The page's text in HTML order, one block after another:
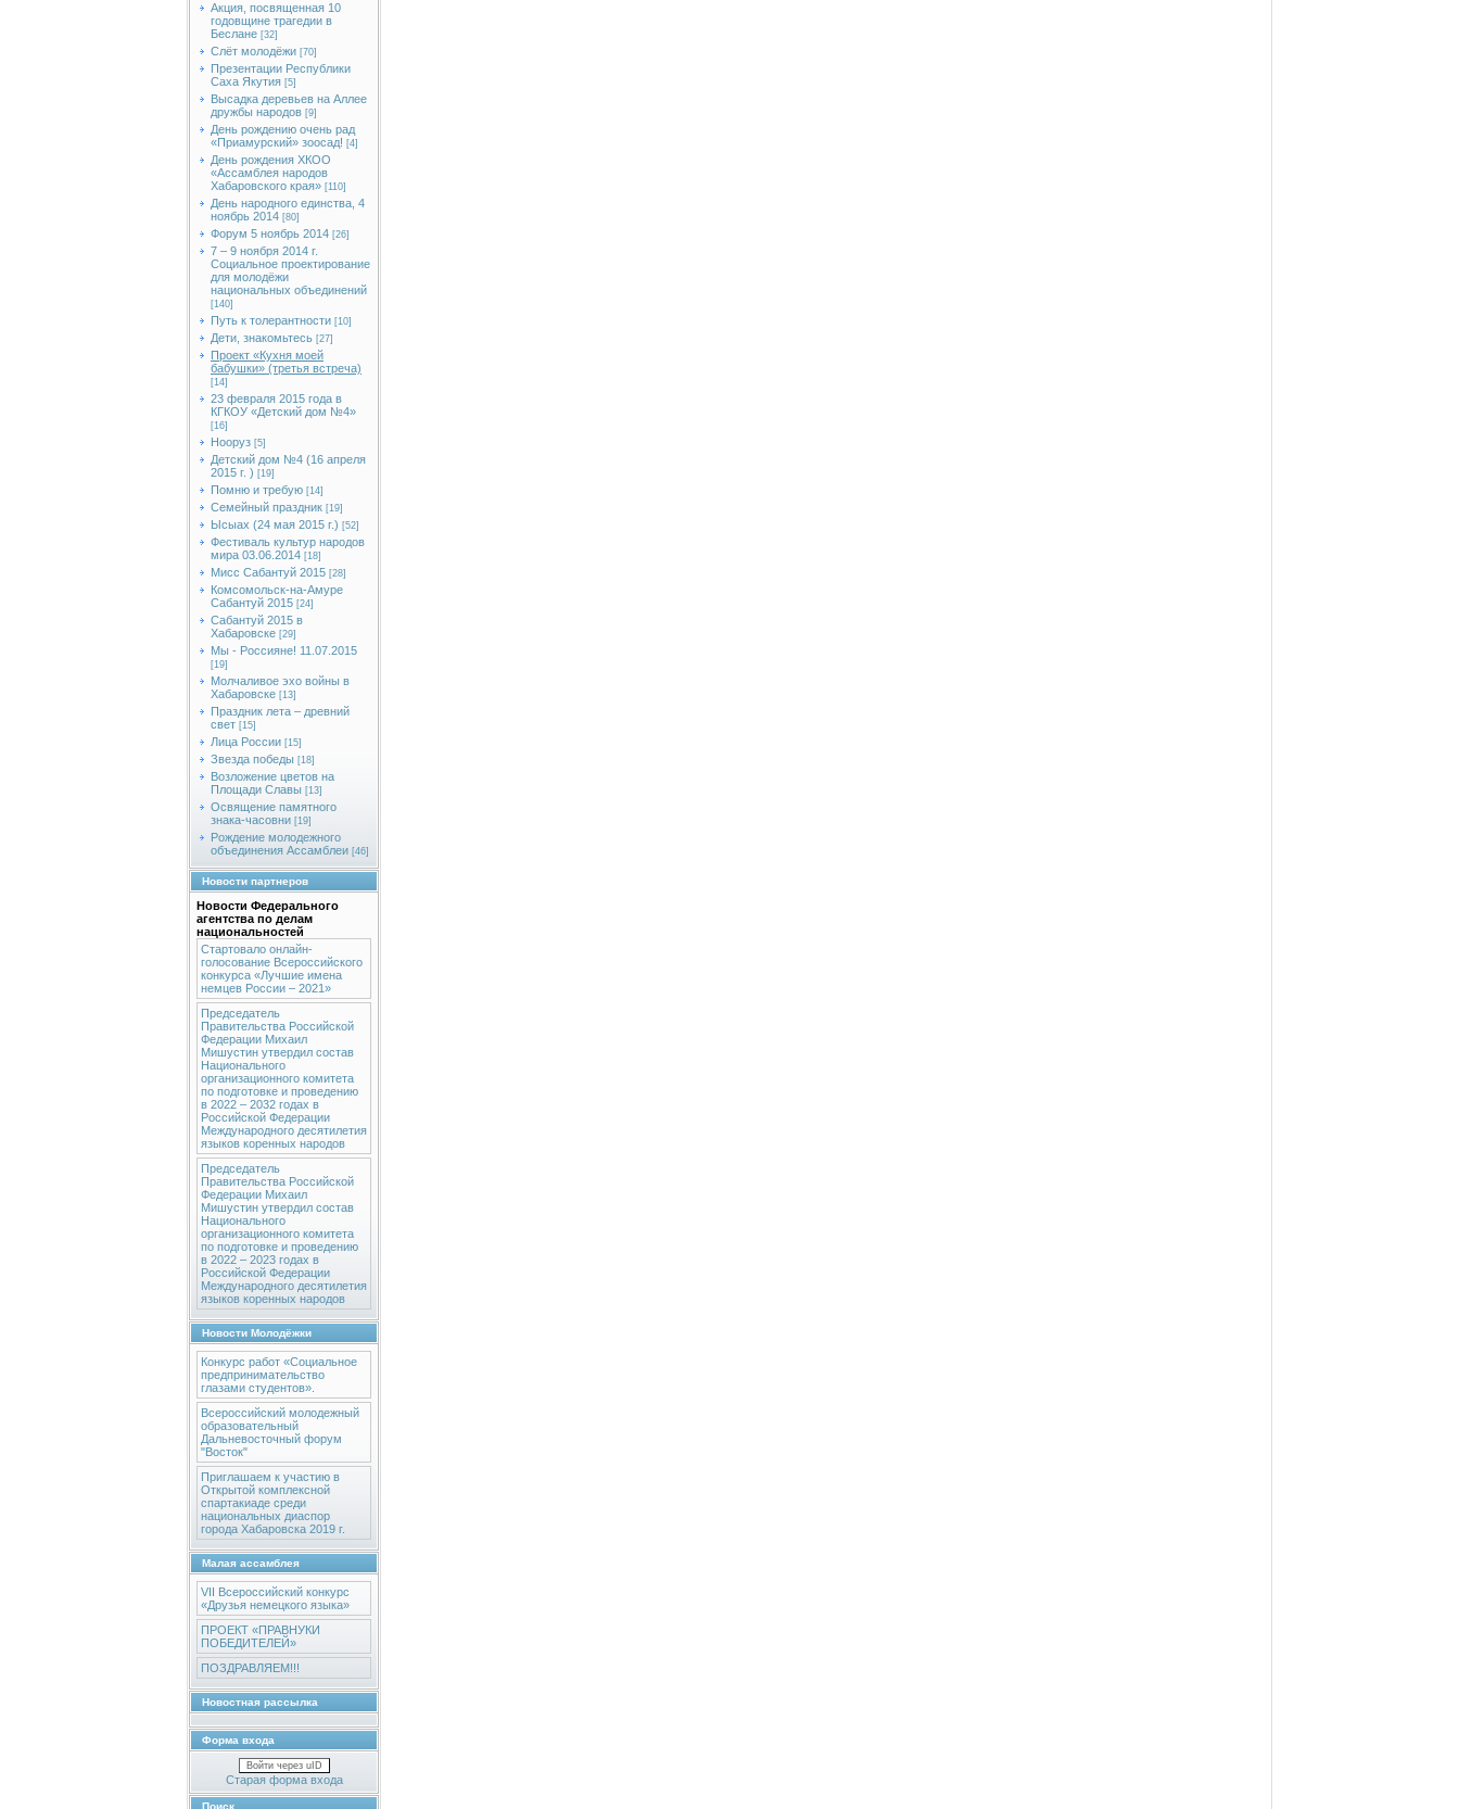
Акция, посвященная 10
годовщине трагедии в
Беслане [32]
Слёт молодёжи [70]
Презентации Республики
Саха Якутия [5]
Высадка деревьев на Аллее
дружбы народов [9]
День рождению очень рад
«Приамурский» зоосад! [4]
День рождения ХКОО
«Ассамблея народов
Хабаровского края» [110]
День народного единства, 4
ноябрь 2014 [80]
Форум 5 ноябрь 2014 [26]
7 – 9 ноября 2014 г.
Социальное проектирование
для молодёжи
национальных объединений
[140]
Путь к толерантности [10]
Дети, знакомьтесь [27]
Проект «Кухня моей
бабушки» (третья встреча)
[14]
23 февраля 2015 года в
КГКОУ «Детский дом №4»
[16]
Нооруз [5]
Детский дом №4 (16 апреля
2015 г. ) [19]
Помню и требую [14]
Семейный праздник [19]
Ысыах (24 мая 2015 г.) [52]
Фестиваль культур народов
мира 03.06.2014 [18]
Мисс Сабантуй 2015 [28]
Комсомольск-на-Амуре
Сабантуй 2015 [24]
Сабантуй 2015 в
Хабаровске [29]
Мы - Россияне! 11.07.2015
[19]
Молчаливое эхо войны в
Хабаровске [13]
Праздник лета – древний
свет [15]
Лица России [15]
Звезда победы [18]
Возложение цветов на
Площади Славы [13]
Освящение памятного
знака-часовни [19]
Рождение молодежного
объединения Ассамблеи [46]
Новости партнеров
Новости Федерального
агентства по делам
национальностей
Стартовало онлайн-
голосование Всероссийского
конкурса «Лучшие имена
немцев России – 2021»
Председатель
Правительства Российской
Федерации Михаил
Мишустин утвердил состав
Национального
организационного комитета
по подготовке и проведению
в 2022 – 2032 годах в
Российской Федерации
Международного десятилетия
языков коренных народов
Председатель
Правительства Российской
Федерации Михаил
Мишустин утвердил состав
Национального
организационного комитета
по подготовке и проведению
в 2022 – 2023 годах в
Российской Федерации
Международного десятилетия
языков коренных народов
Новости Молодёжки
Конкурс работ «Социальное
предпринимательство
глазами студентов».
Всероссийский молодежный
образовательный
Дальневосточный форум
"Восток"
Приглашаем к участию в
Открытой комплексной
спартакиаде среди
национальных диаспор
города Хабаровска 2019 г.
Малая ассамблея
VII Всероссийский конкурс
«Друзья немецкого языка»
ПРОЕКТ «ПРАВНУКИ
ПОБЕДИТЕЛЕЙ»
ПОЗДРАВЛЯЕМ!!!
Новостная рассылка
Форма входа
Войти через uID
Старая форма входа
Поиск